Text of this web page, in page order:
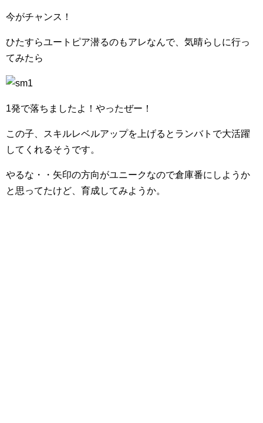
今がチャンス！
ひたすらユートピア潜るのもアレなんで、気晴らしに行っ
てみたら
1発で落ちましたよ！やったぜー！
この子、スキルレベルアップを上げるとランバトで大活躍
してくれるそうです。
やるな・・矢印の方向がユニークなので倉庫番にしようか
と思ってたけど、育成してみようか。